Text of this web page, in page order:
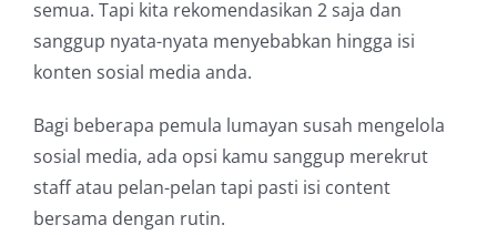
semua. Tapi kita rekomendasikan 2 saja dan
sanggup nyata-nyata menyebabkan hingga isi
konten sosial media anda.
Bagi beberapa pemula lumayan susah mengelola
sosial media, ada opsi kamu sanggup merekrut
staff atau pelan-pelan tapi pasti isi content
bersama dengan rutin.